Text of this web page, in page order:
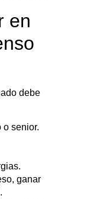
en
debe
o senior.
ganar